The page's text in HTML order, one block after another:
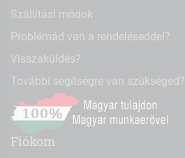
Szállítási módok
Problémád van a rendeléseddel?
Visszaküldés?
További segítségre van szükséged?
Fiókom